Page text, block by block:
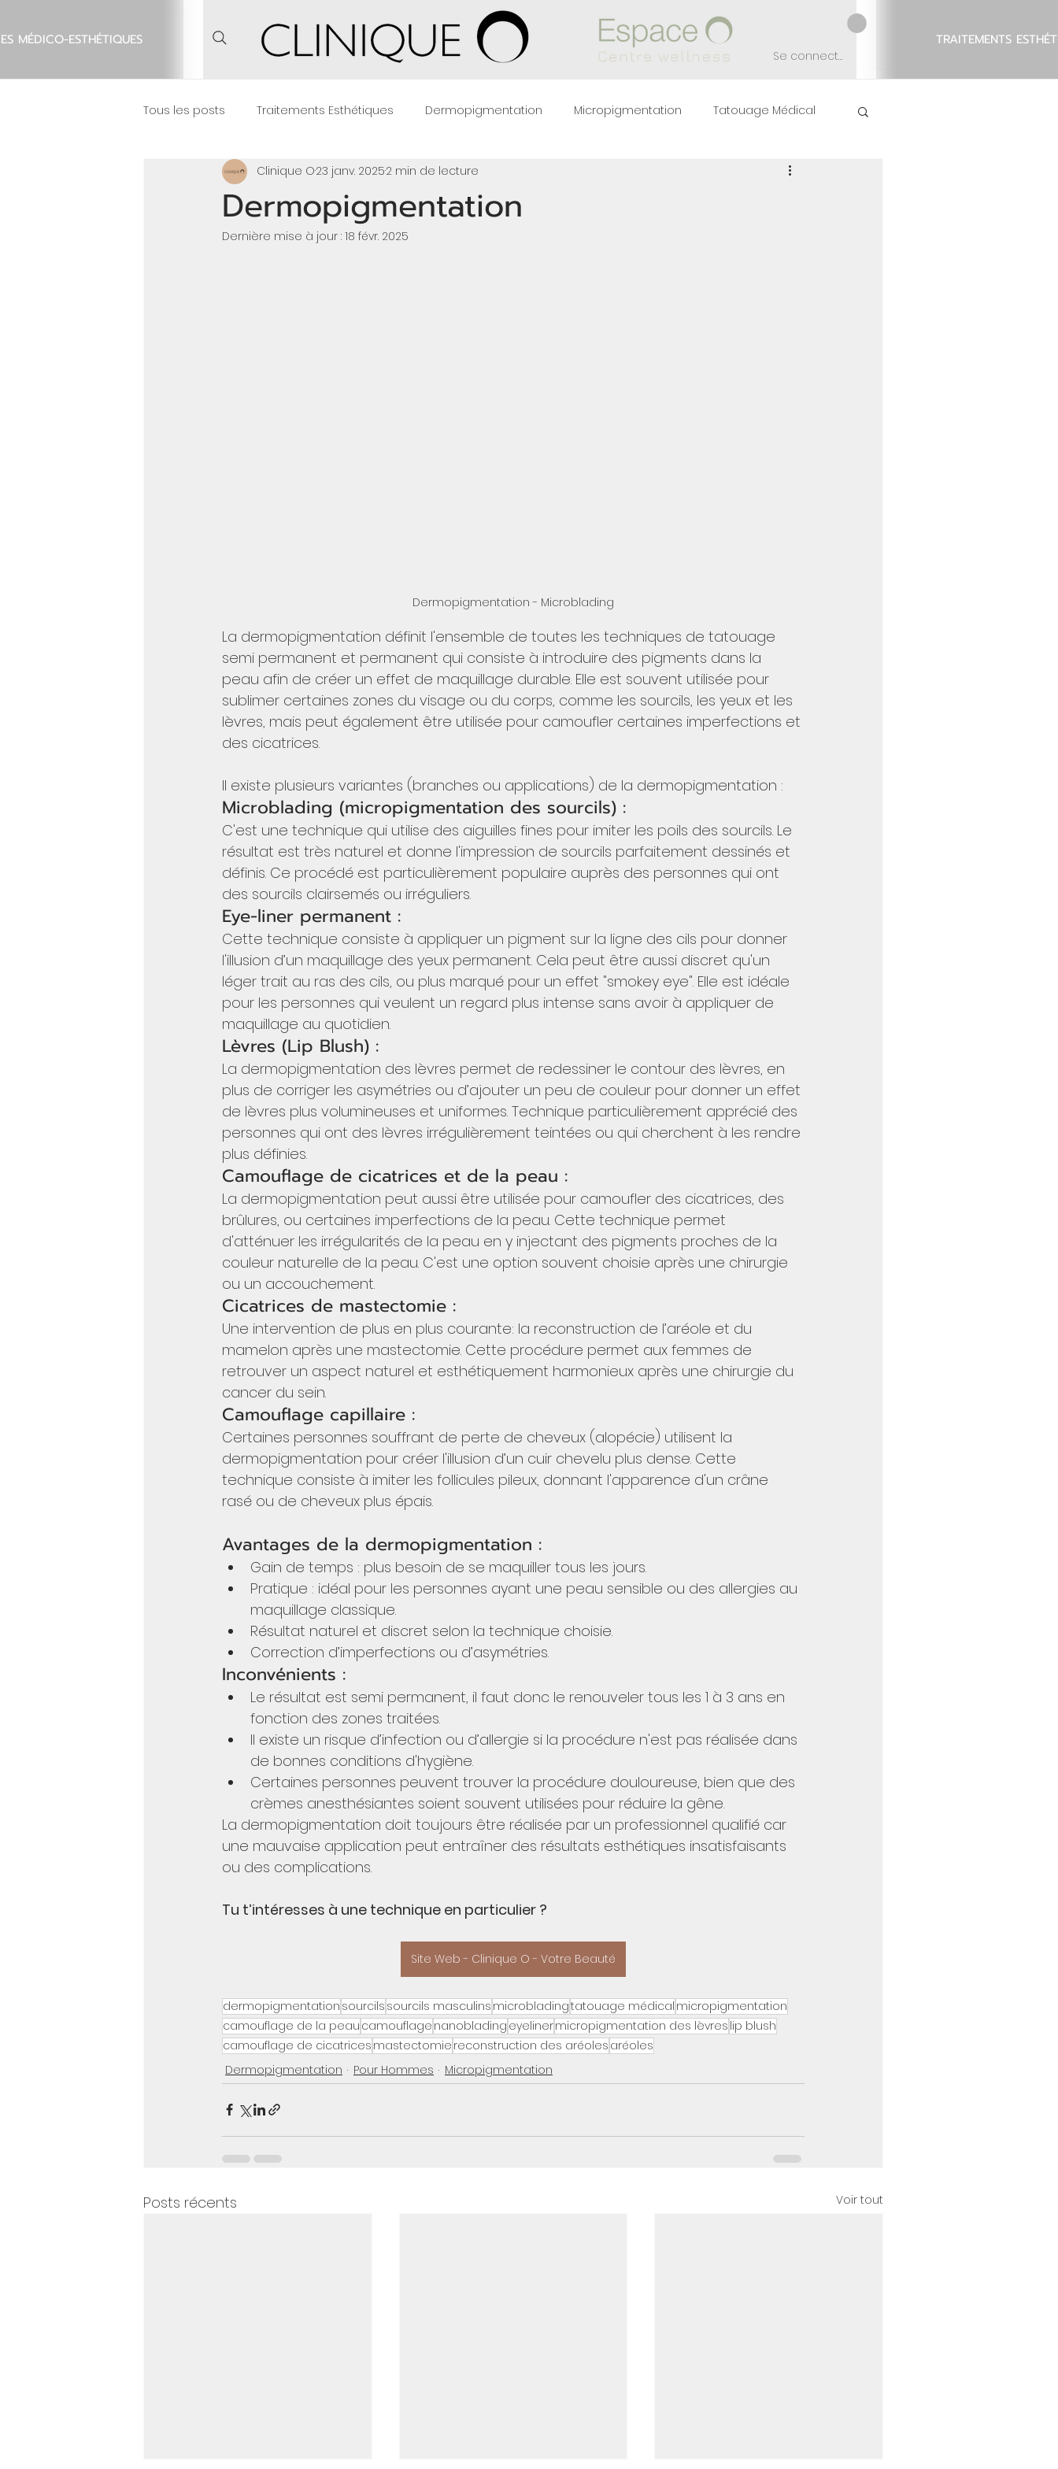
MÉDICO-ESTHÉTIQUES
Se connecter
TRAITEMENTS
Tous les posts Traitements Esthétiques Dermopigmentation Micropigmentation Tatouage Médical
Pour Hommes Autres services
Chirurgies des Paupières
Dermopigmentation
Clinique O23 janv. 20252 min de lecture
Dernière mise à jour : 18 févr. 2025
Dermopigmentation - Microblading
La dermopigmentation définit l'ensemble de toutes les techniques de tatouage
semi permanent et permanent qui consiste à introduire des pigments dans la
peau afin de créer un effet de maquillage durable. Elle est souvent utilisée pour
sublimer certaines zones du visage ou du corps, comme les sourcils, les yeux et les
lèvres, mais peut également être utilisée pour camoufler certaines imperfections et
des cicatrices.
Il existe plusieurs variantes (branches ou applications) de la dermopigmentation :
Microblading (micropigmentation des sourcils) :
C'est une technique qui utilise des aiguilles fines pour imiter les poils des sourcils. Le
résultat est très naturel et donne l'impression de sourcils parfaitement dessinés et
définis. Ce procédé est particulièrement populaire auprès des personnes qui ont
des sourcils clairsemés ou irréguliers.
Eye-liner permanent :
Cette technique consiste à appliquer un pigment sur la ligne des cils pour donner
l'illusion d’un maquillage des yeux permanent. Cela peut être aussi discret qu'un
léger trait au ras des cils, ou plus marqué pour un effet "smokey eye". Elle est idéale
pour les personnes qui veulent un regard plus intense sans avoir à appliquer de
maquillage au quotidien.
Lèvres (Lip Blush) :
La dermopigmentation des lèvres permet de redessiner le contour des lèvres, en
plus de corriger les asymétries ou d’ajouter un peu de couleur pour donner un effet
de lèvres plus volumineuses et uniformes. Technique particulièrement apprécié des
personnes qui ont des lèvres irrégulièrement teintées ou qui cherchent à les rendre
plus définies.
Camouflage de cicatrices et de la peau :
La dermopigmentation peut aussi être utilisée pour camoufler des cicatrices, des
brûlures, ou certaines imperfections de la peau. Cette technique permet
d'atténuer les irrégularités de la peau en y injectant des pigments proches de la
couleur naturelle de la peau. C'est une option souvent choisie après une chirurgie
ou un accouchement.
Cicatrices de mastectomie :
Une intervention de plus en plus courante: la reconstruction de l’aréole et du
mamelon après une mastectomie. Cette procédure permet aux femmes de
retrouver un aspect naturel et esthétiquement harmonieux après une chirurgie du
cancer du sein.
Camouflage capillaire :
Certaines personnes souffrant de perte de cheveux (alopécie) utilisent la
dermopigmentation pour créer l'illusion d’un cuir chevelu plus dense. Cette
technique consiste à imiter les follicules pileux, donnant l'apparence d'un crâne
rasé ou de cheveux plus épais.
Avantages de la dermopigmentation :
Gain de temps : plus besoin de se maquiller tous les jours.
Pratique : idéal pour les personnes ayant une peau sensible ou des allergies au
maquillage classique.
Résultat naturel et discret selon la technique choisie.
Correction d’imperfections ou d’asymétries.
Inconvénients :
Le résultat est semi permanent, il faut donc le renouveler tous les 1 à 3 ans en
fonction des zones traitées.
Il existe un risque d’infection ou d’allergie si la procédure n'est pas réalisée dans
de bonnes conditions d'hygiène.
Certaines personnes peuvent trouver la procédure douloureuse, bien que des
crèmes anesthésiantes soient souvent utilisées pour réduire la gêne.
La dermopigmentation doit toujours être réalisée par un professionnel qualifié car
une mauvaise application peut entraîner des résultats esthétiques insatisfaisants
ou des complications.
Tu t’intéresses à une technique en particulier ?
Site Web - Clinique O - Votre Beauté
dermopigmentation sourcils sourcils masculins microbladingtatouage médical micropigmentation
camouflage de la peau camouflage nanoblading eyelinermicropigmentation des lèvres lip blush
camouflage de cicatrices mastectomie reconstruction des aréoles aréoles
Dermopigmentation
Pour Hommes Micropigmentation
Posts récents Voir tout